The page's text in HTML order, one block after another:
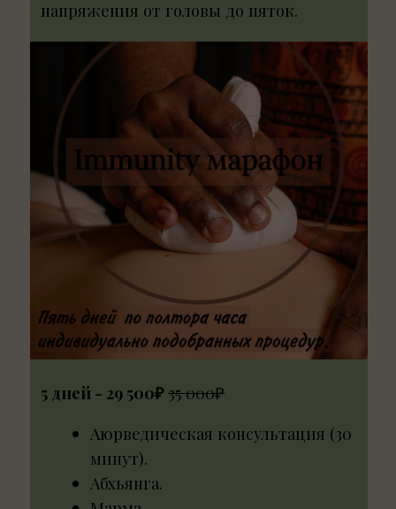
- 29 500₽ 35 000₽
Аюрведическая консультация (30
минут).
Абхьянга.
Широдхара.
Бочка.
получать по полтора часа
индивидуально подобранных процедур,
гармонизировать ваше внутреннее
состояние и улучшить здоровье.